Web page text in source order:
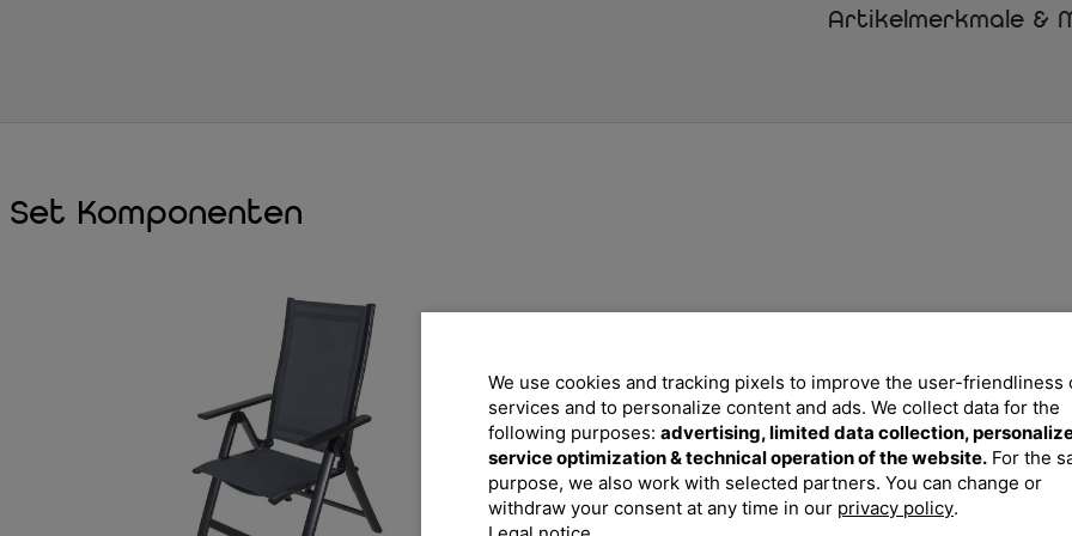
funktionalen und ästhetischen
Highlight nach Hause und
Räume.
Wetterfeste Qualität
Pulverbeschichtet und
Elegantes Design
Die anthrazitfarbene
persönlichen Stil.
Artikelmerkmale &
Set Komponenten
We use cookies and tracking pixels to improve the user-friendliness
services and to personalize content and ads. We collect data for the
following purposes: advertising, limited data collection,
service optimization & technical operation of the website. For the
purpose, we also work with selected partners. You can change or
withdraw your consent at any time in our privacy policy.